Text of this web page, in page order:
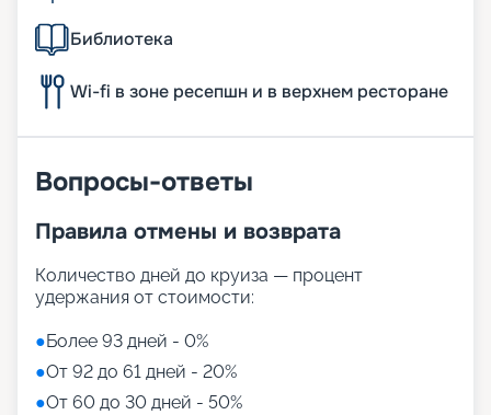
Библиотека
Wi-fi в зоне ресепшн и в верхнем ресторане
Вопросы-ответы
Правила отмены и возврата
Количество дней до круиза — процент
удержания от стоимости:
●Более 93 дней - 0%
●От 92 до 61 дней - 20%
●От 60 до 30 дней - 50%